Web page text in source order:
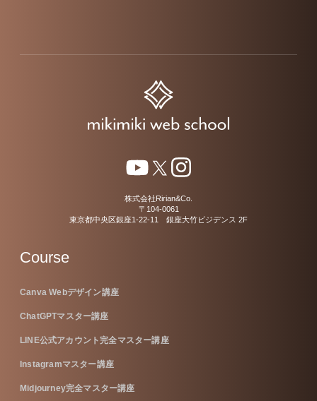
株式会社Ririan&Co.
〒104-0061
東京都中央区銀座1-22-11 銀座大竹ビジデンス 2F
Course
Canva Webデザイン講座
ChatGPTマスター講座
LINE公式アカウント完全マスター講座
Instagramマスター講座
Midjourney完全マスター講座